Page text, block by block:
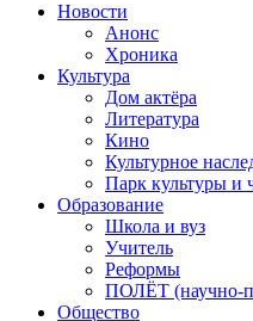
Новости
Анонс
Хроника
Культура
Дом актёра
Литература
Кино
Культурное
Парк культуры и
Образование
Школа и вуз
Учитель
Реформы
ПОЛЁТ (научно-
Общество